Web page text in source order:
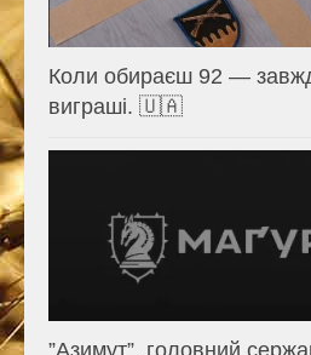
Коли обираєш 92 —
виграші. 🇺🇦